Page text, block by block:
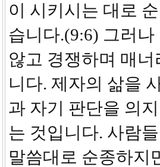
이 시키시는 대로
습니다.(9:6) 그러
않고 경쟁하며 매
니다. 제자의 삶을
과 자기 판단을 의
는 것입니다. 사람
말씀대로 순종하지